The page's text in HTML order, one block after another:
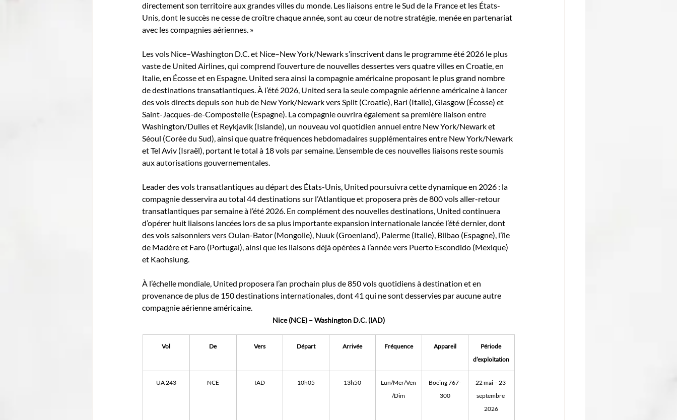
directement son territoire aux grandes villes du monde. Les liaisons entre le Sud de la France et les États-
Unis, dont le succès ne cesse de croître chaque année, sont au cœur de notre stratégie, menée en partenariat
avec les compagnies aériennes. »
Les vols Nice–Washington D.C. et Nice–New York/Newark s’inscrivent dans le programme été 2026 le plus
vaste de United Airlines, qui comprend l’ouverture de nouvelles dessertes vers quatre villes en Croatie, en
Italie, en Écosse et en Espagne. United sera ainsi la compagnie américaine proposant le plus grand nombre
de destinations transatlantiques. À l’été 2026, United sera la seule compagnie aérienne américaine à lancer
des vols directs depuis son hub de New York/Newark vers Split (Croatie), Bari (Italie), Glasgow (Écosse) et
Saint-Jacques-de-Compostelle (Espagne). La compagnie ouvrira également sa première liaison entre
Washington/Dulles et Reykjavik (Islande), un nouveau vol quotidien annuel entre New York/Newark et
Séoul (Corée du Sud), ainsi que quatre fréquences hebdomadaires supplémentaires entre New York/Newark
et Tel Aviv (Israël), portant le total à 18 vols par semaine. L’ensemble de ces nouvelles liaisons reste soumis
aux autorisations gouvernementales.
Leader des vols transatlantiques au départ des États-Unis, United poursuivra cette dynamique en 2026 : la
compagnie desservira au total 44 destinations sur l’Atlantique et proposera près de 800 vols aller-retour
transatlantiques par semaine à l’été 2026. En complément des nouvelles destinations, United continuera
d’opérer huit liaisons lancées lors de sa plus importante expansion internationale lancée l’été dernier, dont
des vols saisonniers vers Oulan-Bator (Mongolie), Nuuk (Groenland), Palerme (Italie), Bilbao (Espagne), l’île
de Madère et Faro (Portugal), ainsi que les liaisons déjà opérées à l’année vers Puerto Escondido (Mexique)
et Kaohsiung.
À l’échelle mondiale, United proposera l’an prochain plus de 850 vols quotidiens à destination et en
provenance de plus de 150 destinations internationales, dont 41 qui ne sont desservies par aucune autre
compagnie aérienne américaine.
Nice (NCE) – Washington D.C. (IAD)
Vol De Vers Départ Arrivée Fréquence Appareil
Période
d’exploitation
UA 243 NCE IAD 10h05 13h50
Lun/Mer/Ven
/Dim
Boeing 767-
300
22 mai – 23
septembre
2026